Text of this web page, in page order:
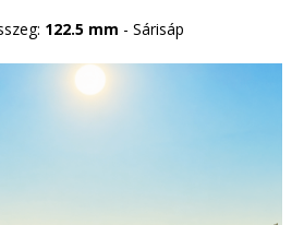
122.5 mm - Sárisáp